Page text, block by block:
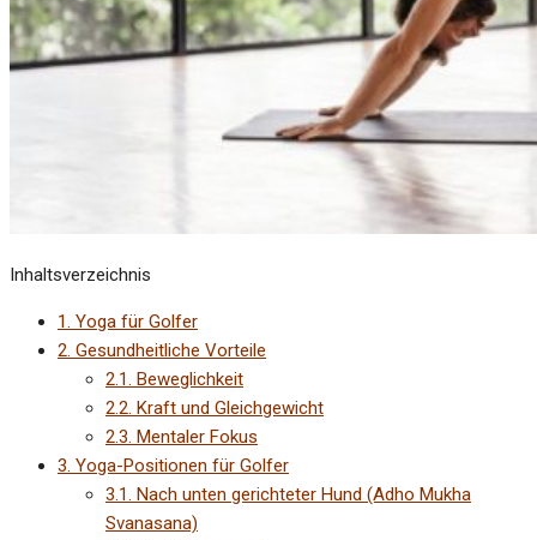
Inhaltsverzeichnis
1. Yoga für Golfer
2. Gesundheitliche Vorteile
2.1. Beweglichkeit
2.2. Kraft und Gleichgewicht
2.3. Mentaler Fokus
3. Yoga-Positionen für Golfer
3.1. Nach unten gerichteter Hund (Adho Mukha
Svanasana)